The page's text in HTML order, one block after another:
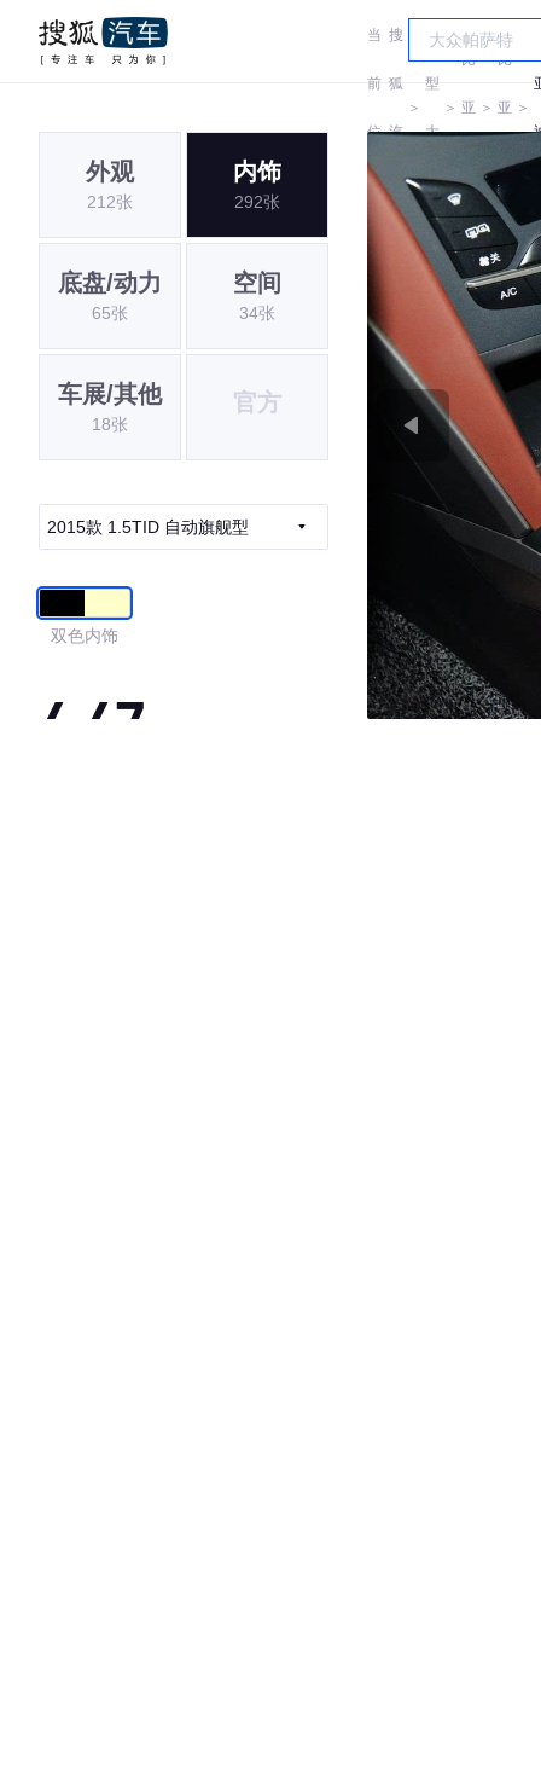
当
前
位
置:
搜
狐
汽
＞
车
型
大
全
＞
比
亚 ＞
比
亚 ＞
外观
212张
内饰
292张
底盘/动力
65张
空间
34张
车展/其他
18张
官方
2015款 1.5TID 自动旗舰型
双色内饰
4.47